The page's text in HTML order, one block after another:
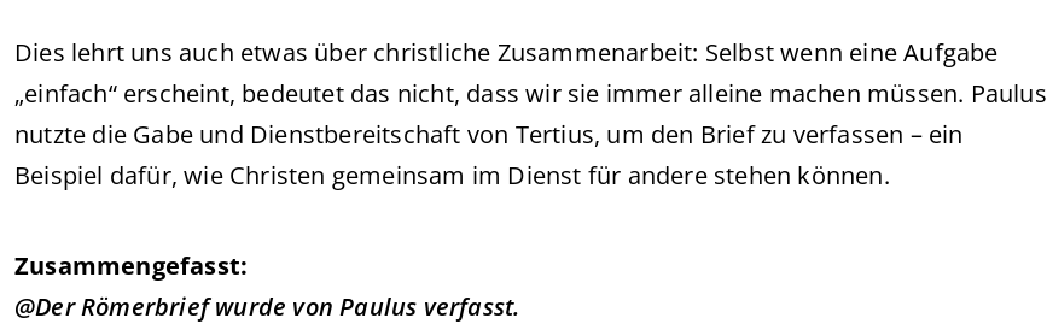
Dies lehrt uns auch etwas über christliche Zusammenarbeit: Selbst wenn eine Aufgabe
„einfach“ erscheint, bedeutet das nicht, dass wir sie immer alleine machen müssen. Paulus
nutzte die Gabe und Dienstbereitschaft von Tertius, um den Brief zu verfassen – ein
Beispiel dafür, wie Christen gemeinsam im Dienst für andere stehen können.
Zusammengefasst:
@Der Römerbrief wurde von Paulus verfasst.